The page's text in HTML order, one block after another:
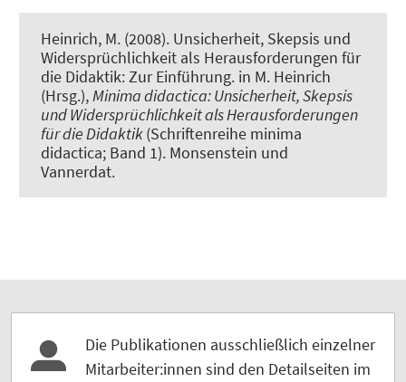
Heinrich, M. (2008). Unsicherheit, Skepsis und
Widersprüchlichkeit als Herausforderungen für
die Didaktik: Zur Einführung. in M. Heinrich
(Hrsg.),Minima didactica: Unsicherheit, Skepsis
und Widersprüchlichkeit als Herausforderungen
für die Didaktik(Schriftenreihe minima
didactica; Band 1). Monsenstein und
Vannerdat.
Die Publikationen ausschließlich einzelner
Mitarbeiter:innen sind den Detailseiten im